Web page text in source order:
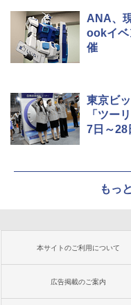
ANA、
ookイベ
催
東京ビ
「ツー
7日～28
もっ
本サイトのご利用について
広告掲載のご案内